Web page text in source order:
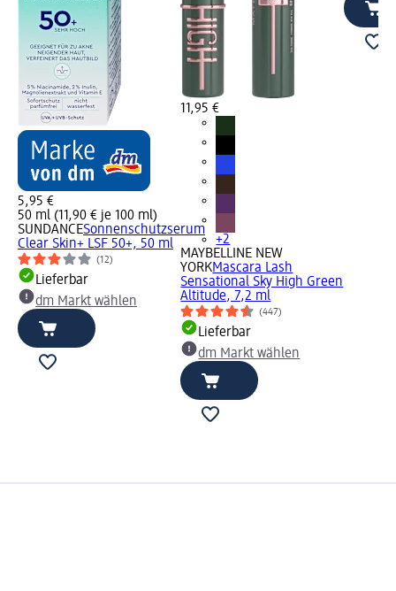
5,95 €
50 ml (11,90 € je 100 ml)
SUNDANCESonnenschutzserum
Clear Skin+ LSF 50+, 50 ml
(12)
Lieferbar
dm Markt wählen
11,95 €
+2
MAYBELLINE NEW
YORKMascara Lash
Sensational Sky High Green
Altitude, 7,2 ml
(447)
Lieferbar
dm Markt wählen